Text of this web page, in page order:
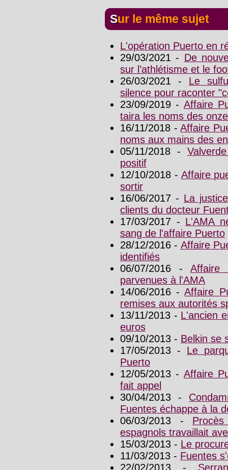
Sur le même sujet
L'opération Puerto en
29/03/2021 - De
sur l’athlétisme et le
26/03/2021 - Le
silence pour raconter
23/09/2019 - Affaire
taira les noms des
16/11/2018 -Affaire
noms aux mains des
05/11/2018 -
positif
12/10/2018 - Affaire
sortir
16/06/2017 - La
clients du docteur
17/03/2017 - L'AMA
sang de l'affaire Puerto
28/12/2016 - Affaire
identifiés
06/07/2016 - Affaire
parvenues à l'AMA
14/06/2016 -Affaire
remises aux autorités
13/11/2013 - L'ancien
euros
09/10/2013 - Belkin se
17/05/2013 - Le
Puerto
12/05/2013 - Affaire
fait appel
30/04/2013 -
Fuentes échappe à la
06/03/2013 -
espagnols travaillait
15/03/2013 - Le
11/03/2013 - Fuentes
22/02/2013 -